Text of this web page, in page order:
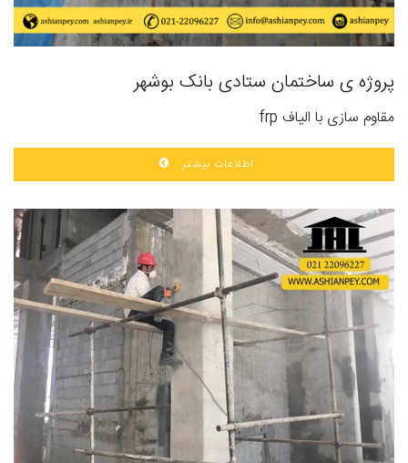
پروژه ی ساختمان ستادی بانک بوشهر
مقاوم سازی با الیاف frp
اطلاعات بیشتر